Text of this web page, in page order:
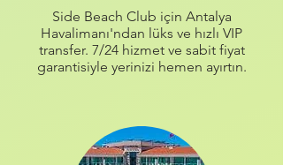
Side Beach Club için Antalya
Havalimanı'ndan lüks ve hızlı VIP
transfer. 7/24 hizmet ve sabit fiyat
garantisiyle yerinizi hemen ayırtın.